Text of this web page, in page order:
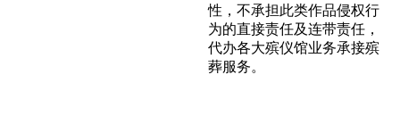
性，不承担此类作品侵权行
为的直接责任及连带责任，
代办各大殡仪馆业务承接殡
葬服务。